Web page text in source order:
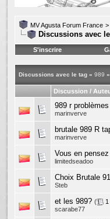
MV Agusta Forum France >
Discussions avec
S'inscrire
Discussions avec le tag « 989 »
Discussion /
989 r
marinverve
brutale 989 R
marinverve
Vous en
limitedseadoo
Choix Brutale
Steb
et les 989? ( 1
scarabe77